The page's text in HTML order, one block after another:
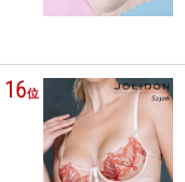
16位